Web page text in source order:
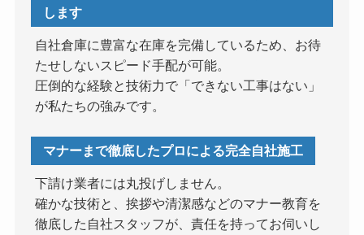
します
自社倉庫に豊富な在庫を完備しているため、お待
たせしないスピード手配が可能。
圧倒的な経験と技術力で「できない工事はない」
が私たちの強みです。
マナーまで徹底したプロによる完全自社施工
下請け業者には丸投げしません。
確かな技術と、挨拶や清潔感などのマナー教育を
徹底した自社スタッフが、責任を持ってお伺いし